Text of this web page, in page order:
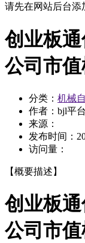
请先在网站后台添
创业板
公司市
分类： 机械
作者：bjl平
来源：
发布时间：
访问量：
【概要描述】
创业板
公司市